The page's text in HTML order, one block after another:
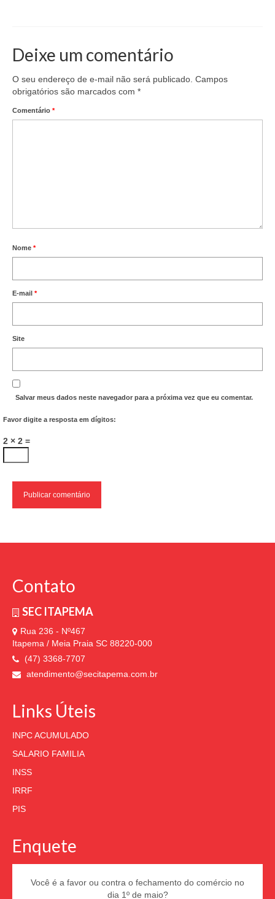
Deixe um comentário
O seu endereço de e-mail não será publicado. Campos
obrigatórios são marcados com *
Comentário *
Nome *
E-mail *
Site
Salvar meus dados neste navegador para a próxima vez que eu comentar.
Favor digite a resposta em dígitos:
2 × 2 =
Contato
SEC ITAPEMA
Rua 236 - Nº467
Itapema / Meia Praia SC 88220-000
(47) 3368-7707
atendimento@secitapema.com.br
Links Úteis
INPC ACUMULADO
SALARIO FAMILIA
INSS
IRRF
PIS
Enquete
Você é a favor ou contra o fechamento do comércio no
dia 1º de maio?